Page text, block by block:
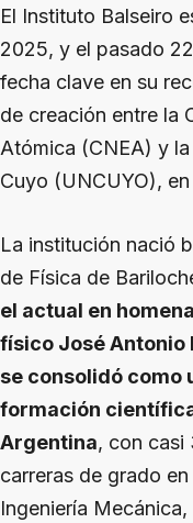
El Instituto Balseiro
2025, y el pasado
fecha clave en su
de creación entre la
Atómica (CNEA) y
Cuyo (UNCUYO), en
La institución nació
de Física de
el actual en
físico José Antonio
se consolidó como
formación
Argentina, con casi
carreras de grado
Ingeniería Mecánica,